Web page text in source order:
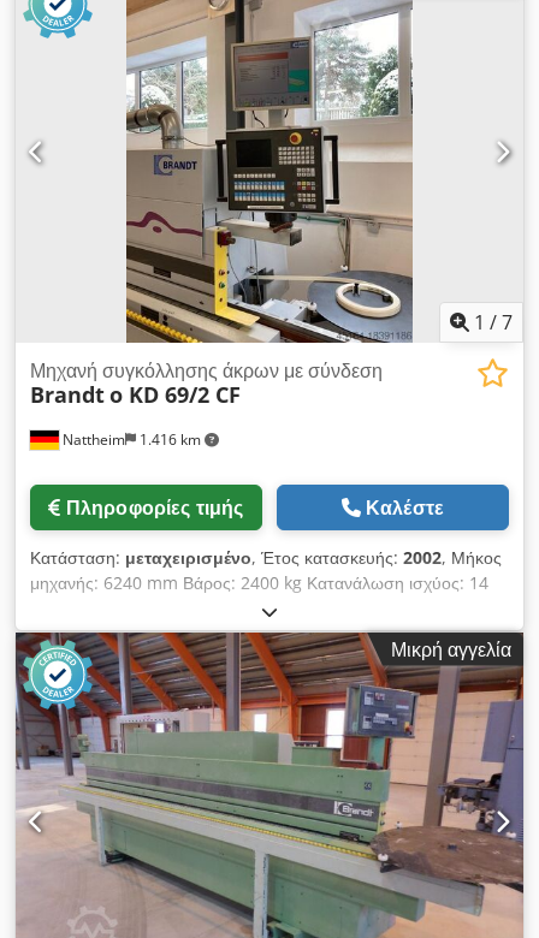
ξύστρα Μονάδα λείανσης Διαστάσεις μηχανής: 7450 x 1220 x
2400 mm Βάρος: 3000 kg Chedsvvkd Tspfx Aflja Τόπος
αποθήκευσης: Nattheim
1 /7
Nattheim 1.416 km
Μηχανή συγκόλλησης άκρων με σύνδεση
Brandto KD 69/2 CF
Πληροφορίες τιμής Καλέστε
Κατάσταση: μεταχειρισμένο, Έτος κατασκευής: 2002, Μήκος
μηχανής: 6240 mm Βάρος: 2400 kg Κατανάλωση ισχύος: 14
kW Διάμετρος εξαγωγής: 120 / 140 mm Τόπος αποθήκευσης:
Nattheim Cedpfx Afovvkfwelsha
Μικρή αγγελία